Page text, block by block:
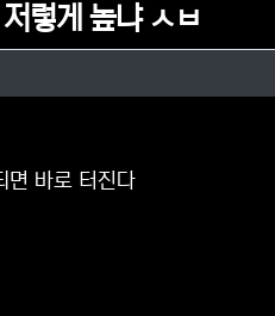
렇게 높냐 ㅅㅂ
면 바로 터진다